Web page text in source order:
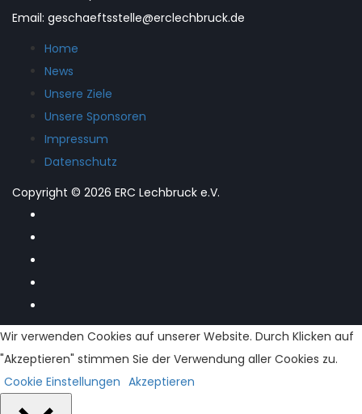
Email: geschaeftsstelle@erclechbruck.de
Home
News
Unsere Ziele
Unsere Sponsoren
Impressum
Datenschutz
Copyright © 2026 ERC Lechbruck e.V.
Wir verwenden Cookies auf unserer Website. Durch Klicken auf
"Akzeptieren" stimmen Sie der Verwendung aller Cookies zu.
Cookie Einstellungen Akzeptieren